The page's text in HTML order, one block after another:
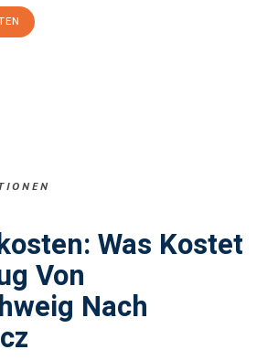
Was Kostet
Von
Nach